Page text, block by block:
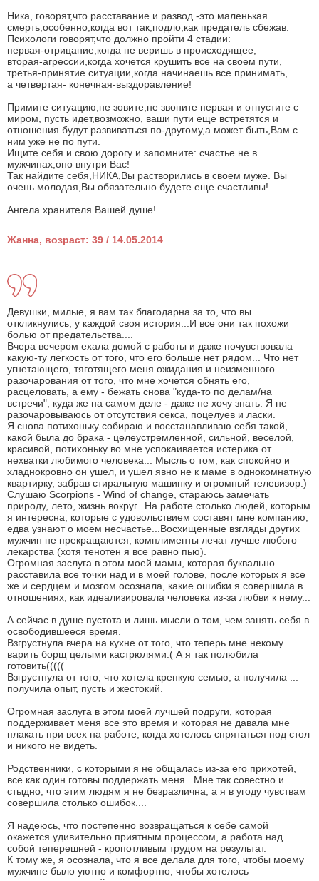
Ника, говорят,что расставание и развод -это маленькая
смерть,особенно,когда вот так,подло,как предатель сбежав.
Психологи говорят,что должно пройти 4 стадии:
первая-отрицание,когда не веришь в происходящее,
вторая-агрессии,когда хочется крушить все на своем пути,
третья-принятие ситуации,когда начинаешь все принимать,
а четвертая- конечная-выздоравление!
Примите ситуацию,не зовите,не звоните первая и отпустите с
миром, пусть идет,возможно, ваши пути еще встретятся и
отношения будут развиваться по-другому,а может быть,Вам с
ним уже не по пути.
Ищите себя и свою дорогу и запомните: счастье не в
мужчинах,оно внутри Вас!
Так найдите себя,НИКА,Вы растворились в своем муже. Вы
очень молодая,Вы обязательно будете еще счастливы!
Ангела хранителя Вашей душе!
Жанна, возраст: 39 / 14.05.2014
Девушки, милые, я вам так благодарна за то, что вы
откликнулись, у каждой своя история...И все они так похожи
болью от предательства....
Вчера вечером ехала домой с работы и даже почувствовала
какую-ту легкость от того, что его больше нет рядом... Что нет
угнетающего, тяготящего меня ожидания и неизменного
разочарования от того, что мне хочется обнять его,
расцеловать, а ему - бежать снова "куда-то по делам/на
встречи", куда же на самом деле - даже не хочу знать. Я не
разочаровываюсь от отсутствия секса, поцелуев и ласки.
Я снова потихоньку собираю и восстанавливаю себя такой,
какой была до брака - целеустремленной, сильной, веселой,
красивой, потихоньку во мне успокаивается истерика от
нехватки любимого человека... Мысль о том, как спокойно и
хладнокровно он ушел, и ушел явно не к маме в однокомнатную
квартирку, забрав стиральную машинку и огромный телевизор:)
Слушаю Scorpions - Wind of change, стараюсь замечать
природу, лето, жизнь вокруг...На работе столько людей, которым
я интересна, которые с удовольствием составят мне компанию,
едва узнают о моем несчастье...Восхищенные взгляды других
мужчин не прекращаются, комплименты лечат лучше любого
лекарства (хотя тенотен я все равно пью).
Огромная заслуга в этом моей мамы, которая буквально
расставила все точки над и в моей голове, после которых я все
же и сердцем и мозгом осознала, какие ошибки я совершила в
отношениях, как идеализировала человека из-за любви к нему...
А сейчас в душе пустота и лишь мысли о том, чем занять себя в
освободившееся время.
Взгрустнула вчера на кухне от того, что теперь мне некому
варить борщ целыми кастрюлями:( А я так полюбила
готовить(((((
Взгрустнула от того, что хотела крепкую семью, а получила ...
получила опыт, пусть и жестокий.
Огромная заслуга в этом моей лучшей подруги, которая
поддерживает меня все это время и которая не давала мне
плакать при всех на работе, когда хотелось спрятаться под стол
и никого не видеть.
Родственники, с которыми я не общалась из-за его прихотей,
все как один готовы поддержать меня...Мне так совестно и
стыдно, что этим людям я не безразлична, а я в угоду чувствам
совершила столько ошибок....
Я надеюсь, что постепенно возвращаться к себе самой
окажется удивительно приятным процессом, а работа над
собой теперешней - кропотливым трудом на результат.
К тому же, я осознала, что я все делала для того, чтобы моему
мужчине было уютно и комфортно, чтобы хотелось